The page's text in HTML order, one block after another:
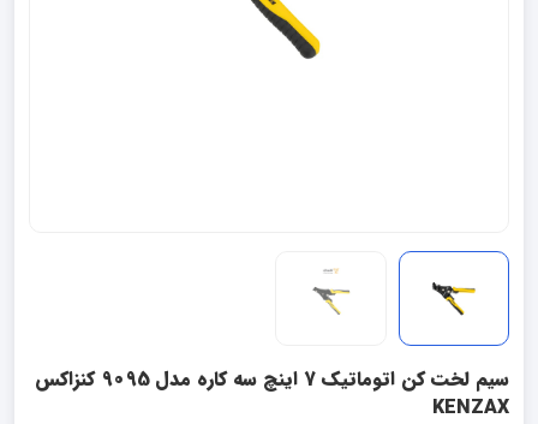
سیم لخت کن اتوماتیک 7 اینچ سه کاره مدل 9095 کنزاکس
KENZAX